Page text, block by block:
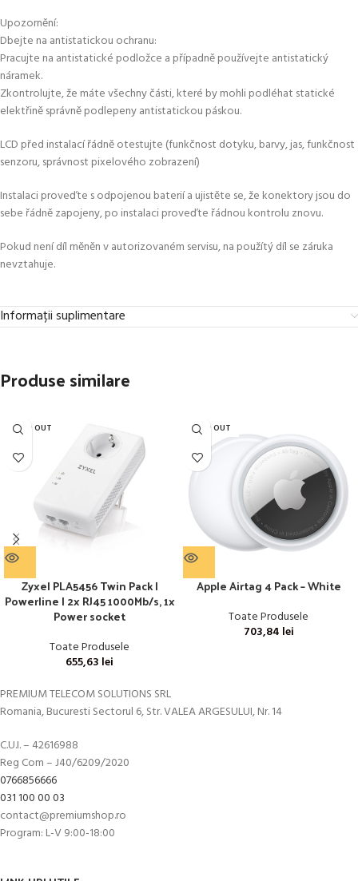
Upozornění:
Dbejte na antistatickou ochranu:
Pracujte na antistatické podložce a případně používejte antistatický
náramek.
Zkontrolujte, že máte všechny části, které by mohli podléhat statické
elektřině správně podlepeny antistatickou páskou.
LCD před instalací řádně otestujte (funkčnost dotyku, barvy, jas, funkčnost
senzoru, správnost pixelového zobrazení)
Instalaci proveďte s odpojenou baterií a ujistěte se, že konektory jsou do
sebe řádně zapojeny, po instalaci proveďte řádnou kontrolu znovu.
Pokud není díl měněn v autorizovaném servisu, na použítý díl se záruka
nevztahuje.
Informații suplimentare
Produse similare
SOLD OUT
Zyxel PLA5456 Twin Pack |
Powerline | 2x RJ45 1000Mb/s, 1x
Power socket
Toate Produsele
655,63 lei
SOLD OUT
Apple Airtag 4 Pack – White
Toate Produsele
703,84 lei
PREMIUM TELECOM SOLUTIONS SRL
Romania, Bucuresti Sectorul 6, Str. VALEA ARGESULUI, Nr. 14
C.U.I. – 42616988
Reg Com – J40/6209/2020
0766856666
031 100 00 03
contact@premiumshop.ro
Program: L-V 9:00-18:00